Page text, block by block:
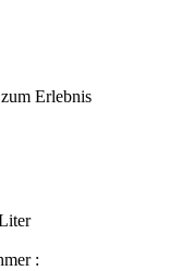
Erlebnis
: